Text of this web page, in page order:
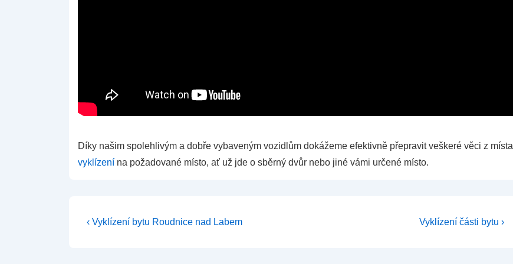
Díky našim spolehlivým a dobře vybaveným vozidlům dokážeme efektivně přepravit veškeré věci z místa
vyklízení na požadované místo, ať už jde o sběrný dvůr nebo jiné vámi určené místo.
Navigace
Předchozí
‹ Vyklízení bytu Roudnice nad Labem
Další
Vyklízení části bytu ›